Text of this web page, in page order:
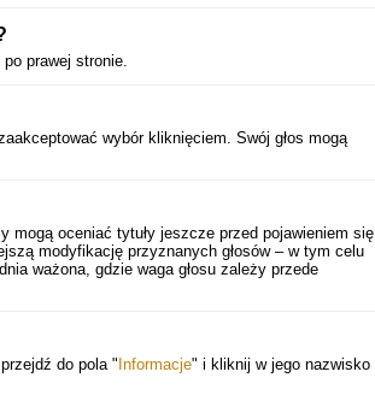
prawej stronie.
wybór kliknięciem. Swój głos mogą
mogą oceniać tytuły jeszcze przed pojawieniem się
modyfikację przyznanych głosów – w tym celu
ważona, gdzie waga głosu zależy przede
do pola " Informacje" i kliknij w jego nazwisko